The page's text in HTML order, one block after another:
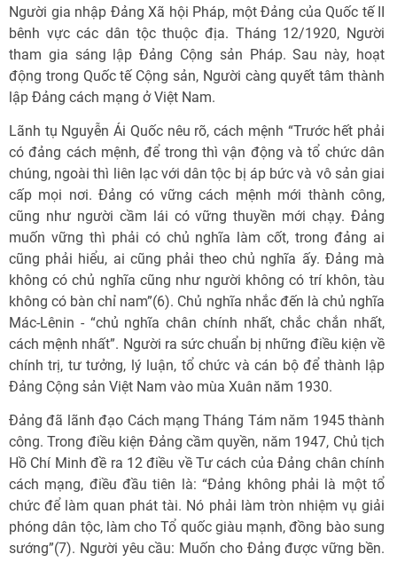
Người gia nhập Đảng Xã hội Pháp, một Đảng của Quốc tế II
bênh vực các dân tộc thuộc địa. Tháng 12/1920, Người
tham gia sáng lập Đảng Cộng sản Pháp. Sau này, hoạt
động trong Quốc tế Cộng sản, Người càng quyết tâm thành
lập Đảng cách mạng ở Việt Nam.
Lãnh tụ Nguyễn Ái Quốc nêu rõ, cách mệnh “Trước hết phải
có đảng cách mệnh, để trong thì vận động và tổ chức dân
chúng, ngoài thì liên lạc với dân tộc bị áp bức và vô sản giai
cấp mọi nơi. Đảng có vững cách mệnh mới thành công,
cũng như người cầm lái có vững thuyền mới chạy. Đảng
muốn vững thì phải có chủ nghĩa làm cốt, trong đảng ai
cũng phải hiểu, ai cũng phải theo chủ nghĩa ấy. Đảng mà
không có chủ nghĩa cũng như người không có trí khôn, tàu
không có bàn chỉ nam”(6). Chủ nghĩa nhắc đến là chủ nghĩa
Mác-Lênin - “chủ nghĩa chân chính nhất, chắc chắn nhất,
cách mệnh nhất”. Người ra sức chuẩn bị những điều kiện về
chính trị, tư tưởng, lý luận, tổ chức và cán bộ để thành lập
Đảng Cộng sản Việt Nam vào mùa Xuân năm 1930.
Đảng đã lãnh đạo Cách mạng Tháng Tám năm 1945 thành
công. Trong điều kiện Đảng cầm quyền, năm 1947, Chủ tịch
Hồ Chí Minh đề ra 12 điều về Tư cách của Đảng chân chính
cách mạng, điều đầu tiên là: “Đảng không phải là một tổ
chức để làm quan phát tài. Nó phải làm tròn nhiệm vụ giải
phóng dân tộc, làm cho Tổ quốc giàu mạnh, đồng bào sung
sướng”(7). Người yêu cầu: Muốn cho Đảng được vững bền.